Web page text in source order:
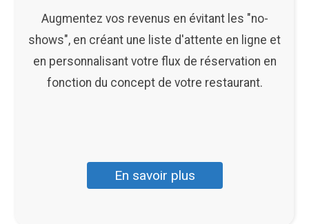
Augmentez vos revenus en évitant les "no-
shows", en créant une liste d'attente en ligne et
en personnalisant votre flux de réservation en
fonction du concept de votre restaurant.
En savoir plus